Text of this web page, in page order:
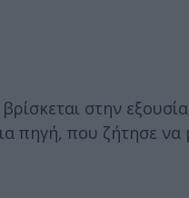
στην
πηγή, που ζήτησε να